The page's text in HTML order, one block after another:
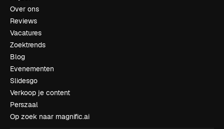
Over ons
Reviews
Vacatures
Zoektrends
Blog
Evenementen
Slidesgo
Verkoop je content
Perszaal
Op zoek naar magnific.ai